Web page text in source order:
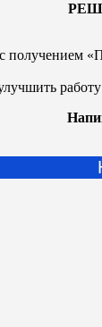
получением